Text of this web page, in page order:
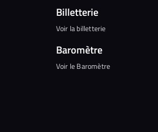
Billetterie
Voir la billetterie
Baromètre
Voir le Baromètre